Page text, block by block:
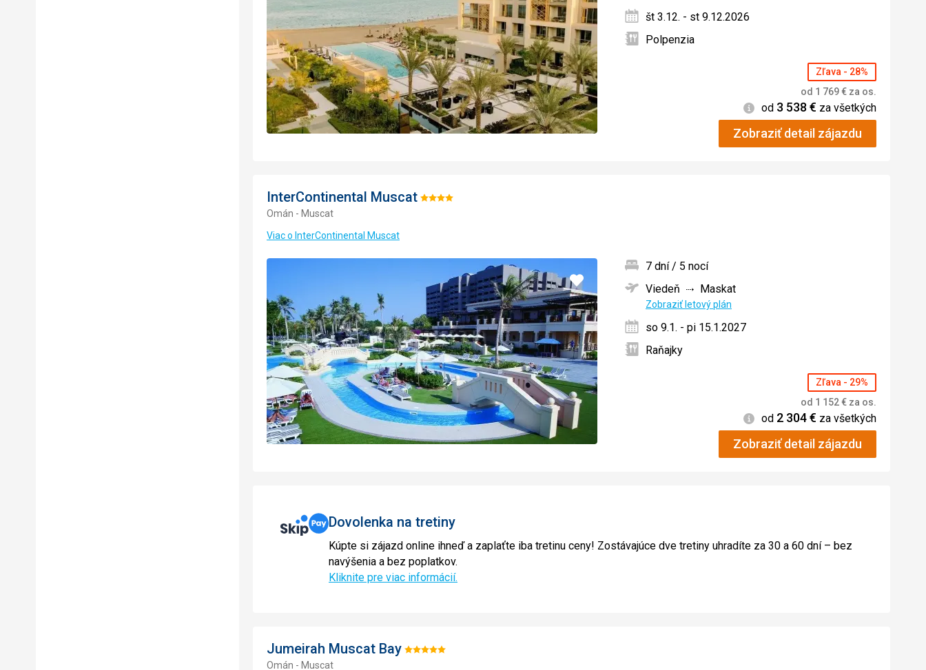
št 3.12. - st 9.12.2026
Polpenzia
Zľava - 28%
od 1 769€ za os.
Informácie
od 3 538 € za všetkých
Zobraziť detail zájazdu
InterContinental Muscat Hodnotenie:
Omán - Muscat
Viac o InterContinental Muscat
Pridať
do
obľúbených
7 dní / 5 nocí
Viedeň
Maskat
Zobraziť letový plán
so 9.1. - pi 15.1.2027
Raňajky
Zľava - 29%
od 1 152€ za os.
Informácie
od 2 304€ za všetkých
Zobraziť detail zájazdu
Dovolenka na tretiny
Kúpte si zájazd online ihneď a zaplaťte iba tretinu ceny! Zostávajúce dve tretiny uhradíte za 30 a 60 dní – bez
navýšenia a bez poplatkov.
Kliknite pre viac informácií.
Jumeirah Muscat Bay Hodnotenie:
Omán - Muscat